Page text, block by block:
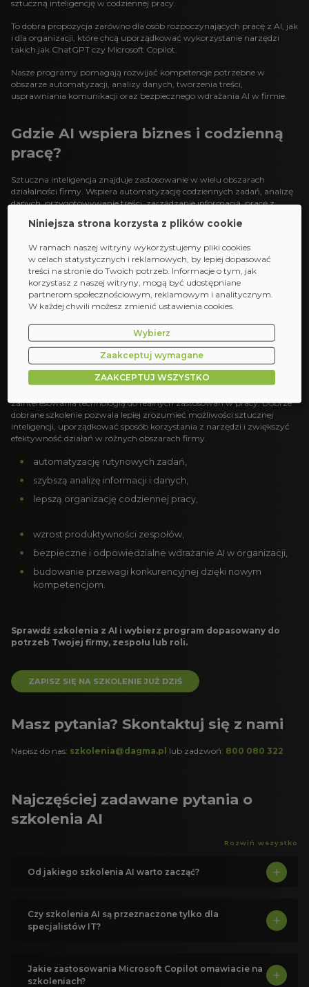
sztuczną inteligencję w codziennej pracy.
To dobra propozycja zarówno dla osób rozpoczynających pracę z AI, jak
i dla organizacji, które chcą uporządkować wykorzystanie narzędzi
takich jak ChatGPT czy Microsoft Copilot.
Nasze programy pomagają rozwijać kompetencje potrzebne w
obszarze automatyzacji, analizy danych, tworzenia treści,
usprawniania komunikacji oraz bezpiecznego wdrażania AI w firmie.
Gdzie AI wspiera biznes i codzienną
pracę?
Sztuczna inteligencja znajduje zastosowanie w wielu obszarach
działalności firmy. Wspiera automatyzację codziennych zadań, analizę
danych, przygotowywanie treści, zarządzanie informacją, pracę z
wykonywać powtarzalne działania, lepiej organizować pracę i
efektywniej korzystać z wiedzy dostępnej w organizacji.
Dlatego szkolenia AI warto traktować nie tylko jako rozwój kompetencji
technologicznych, ale także jako wsparcie produktywności, organizacji
pracy i wdrażania nowoczesnych rozwiązań w firmie.
Dlaczego warto inwestować w
rozwój kompetencji AI?
zainteresowania technologią do realnych zastosowań w pracy. Dobrze
dobrane szkolenie pozwala lepiej zrozumieć możliwości sztucznej
inteligencji, uporządkować sposób korzystania z narzędzi i zwiększyć
efektywność działań w różnych obszarach firmy.
automatyzację rutynowych zadań,
szybszą analizę informacji i danych,
lepszą organizację codziennej pracy,
wzrost produktywności zespołów,
bezpieczne i odpowiedzialne wdrażanie AI w organizacji,
budowanie przewagi konkurencyjnej dzięki nowym
kompetencjom.
Sprawdź szkolenia z AI i wybierz program dopasowany do
potrzeb Twojej firmy, zespołu lub roli.
ZAPISZ SIĘ NA SZKOLENIE JUŻ DZIŚ
Masz pytania? Skontaktuj się z nami
Napisz do nas: szkolenia@dagma.pl lub zadzwoń: 800 080 322
Najczęściej zadawane pytania o
szkolenia AI
Od jakiego szkolenia AI warto zacząć?
Czy szkolenia AI są przeznaczone tylko dla
specjalistów IT?
Jakie zastosowania Microsoft Copilot omawiacie na
szkoleniach?
Rozwiń wszystko
Niniejsza strona korzysta z plików cookie
W ramach naszej witryny wykorzystujemy pliki cookies
w celach statystycznych i reklamowych, by lepiej dopasować
treści na stronie do Twoich potrzeb. Informacje o tym, jak
korzystasz z naszej witryny, mogą być udostępniane
partnerom społecznościowym, reklamowym i analitycznym.
W każdej chwili możesz zmienić ustawienia cookies.
Wybierz
Zaakceptuj wymagane
ZAAKCEPTUJ WSZYSTKO